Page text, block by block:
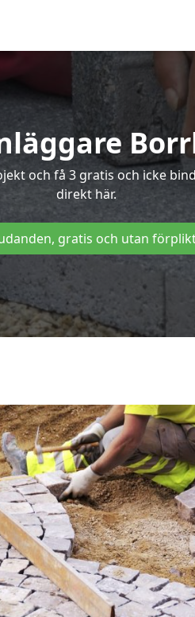
och få 3 gratis och icke
direkt här.
gratis och utan